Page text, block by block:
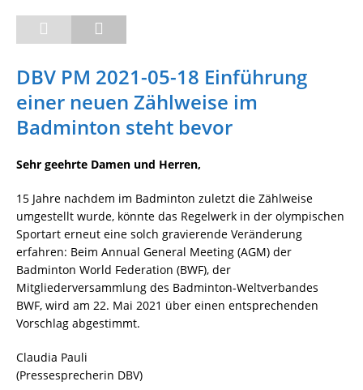
DBV PM 2021-05-18 Einführung
einer neuen Zählweise im
Badminton steht bevor
Sehr geehrte Damen und Herren,
15 Jahre nachdem im Badminton zuletzt die Zählweise
umgestellt wurde, könnte das Regelwerk in der olympischen
Sportart erneut eine solch gravierende Veränderung
erfahren: Beim Annual General Meeting (AGM) der
Badminton World Federation (BWF), der
Mitgliederversammlung des Badminton-Weltverbandes
BWF, wird am 22. Mai 2021 über einen entsprechenden
Vorschlag abgestimmt.
Claudia Pauli
(Pressesprecherin DBV)